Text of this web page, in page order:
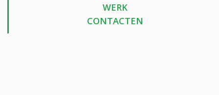
WERK
CONTACTEN